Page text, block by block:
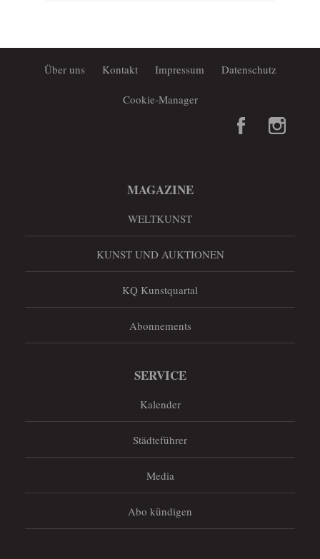
Über uns Kontakt Impressum Datenschutz
Cookie-Manager
MAGAZINE
WELTKUNST
KUNST UND AUKTIONEN
KQ Kunstquartal
Abonnements
SERVICE
Kalender
Städteführer
Media
Abo kündigen